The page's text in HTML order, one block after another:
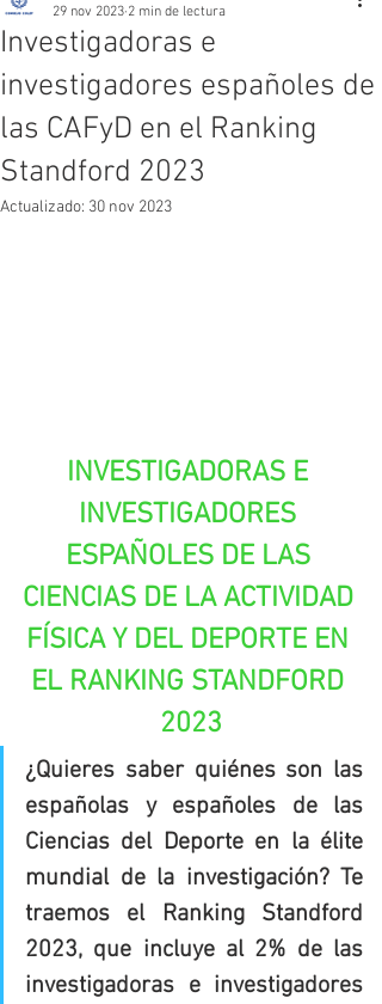
Investigadoras e
investigadores españoles de
las CAFyD en el Ranking
Standford 2023
29 nov 2023 2 min de lectura
Actualizado: 30 nov 2023
INVESTIGADORAS E
INVESTIGADORES
ESPAÑOLES DE LAS
CIENCIAS DE LA ACTIVIDAD
FÍSICA Y DEL DEPORTE EN
EL RANKING STANDFORD
2023
¿Quieres saber quiénes son las
españolas y españoles de las
Ciencias del Deporte en la élite
mundial de la investigación? Te
traemos el Ranking Standford
2023, que incluye al 2% de las
investigadoras e investigadores